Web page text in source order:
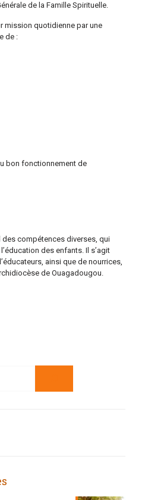
de la Famille Spirituelle.
mission quotidienne par une
de :
bon fonctionnement de
des compétences diverses, qui
des enfants. Il s’agit
ainsi que de nourrices,
de Ouagadougou.